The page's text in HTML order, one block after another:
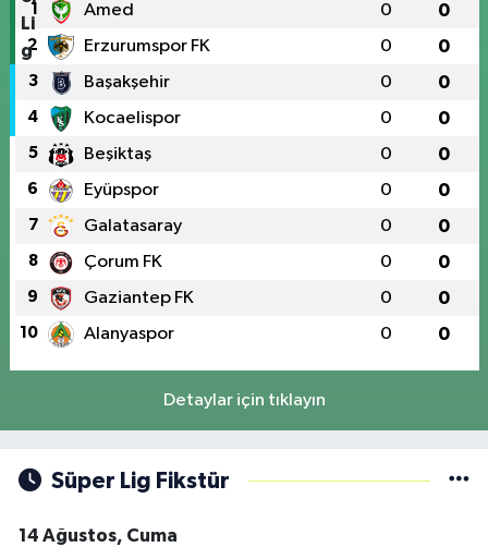
1 Amed 0 0
2 Erzurumspor FK 0 0
3 Başakşehir 0 0
4 Kocaelispor 0 0
5 Beşiktaş 0 0
6 Eyüpspor 0 0
7 Galatasaray 0 0
8 Çorum FK 0 0
9 Gaziantep FK 0 0
10 Alanyaspor 0 0
Detaylar için tıklayın
Süper Lig Fikstür
14 Ağustos, Cuma